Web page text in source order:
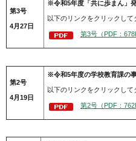
第3号
4月27日
※令和5年度「共に歩まん」
以下のリンクをクリックして
第3号（PDF：
第2号
4月19日
※令和5年度の学校教育課の
以下のリンクをクリックして
第2号（PDF：